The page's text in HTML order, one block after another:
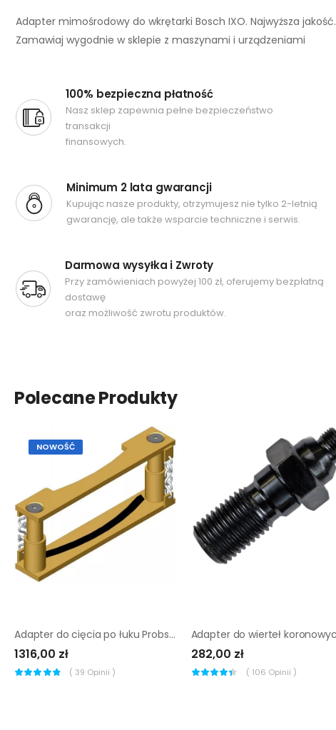
Adapter mimośrodowy do wkrętarki Bosch IXO. Najwyższa jakość.
Zamawiaj wygodnie w sklepie z maszynami i urządzeniami
100% bezpieczna płatność
Nasz sklep zapewnia pełne bezpieczeństwo
transakcji
finansowych.
Minimum 2 lata gwarancji
Kupując nasze produkty, otrzymujesz nie tylko 2-letnią
gwarancję, ale także wsparcie techniczne i serwis.
Darmowa wysyłka i Zwroty
Przy zamówieniach powyżej 100 zł, oferujemy bezpłatną
dostawę
oraz możliwość zwrotu produktów.
Polecane Produkty
NOWOŚĆ
Adapter do cięcia po łuku Probst RSA 25
1316,00 zł
( 39 Opinii )
282,00 zł
( 106 Opinii )